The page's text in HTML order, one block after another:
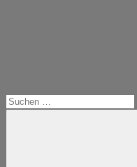
Suchen
nach: